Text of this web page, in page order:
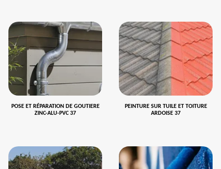
POSE ET RÉPARATION DE GOUTIERE
ZINC-ALU-PVC 37
PEINTURE SUR TUILE ET TOITURE
ARDOISE 37